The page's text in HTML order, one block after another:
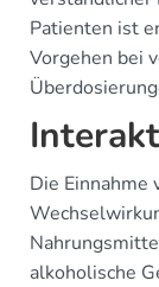
Patienten ist
Vorgehen bei
Die Einnahme
alkoholische